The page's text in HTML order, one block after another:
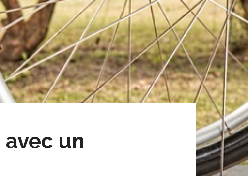
un